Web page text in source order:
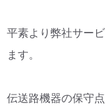
平素より弊社サー
ます。
伝送路機器の保守